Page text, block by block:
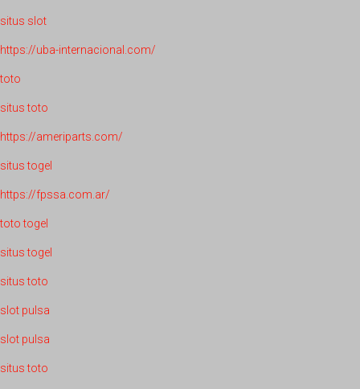
situs slot
https://uba-internacional.com/
toto
situs toto
https://ameriparts.com/
situs togel
https://fpssa.com.ar/
toto togel
situs togel
situs toto
slot pulsa
slot pulsa
situs toto